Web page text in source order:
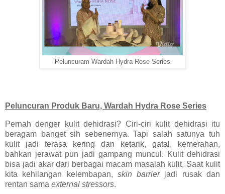
Peluncuram Wardah Hydra Rose Series
Peluncuran Produk Baru, Wardah Hydra Rose Series
Pernah denger kulit dehidrasi? Ciri-ciri kulit dehidrasi itu
beragam banget sih sebenernya. Tapi salah satunya tuh
kulit jadi terasa kering dan ketarik, gatal, kemerahan,
bahkan jerawat pun jadi gampang muncul. Kulit dehidrasi
bisa jadi akar dari berbagai macam masalah kulit. Saat kulit
kita kehilangan kelembapan, skin barrierjadi rusak dan
rentan sama external stressors.